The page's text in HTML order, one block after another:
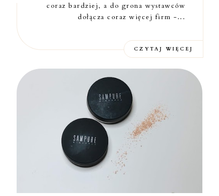
coraz bardziej, a do grona wystawców
dołącza coraz więcej firm -...
CZYTAJ WIĘCEJ